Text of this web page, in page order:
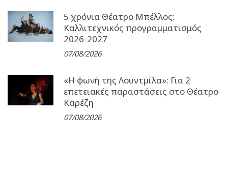
5 χρόνια Θέατρο Μπέλλος:
Καλλιτεχνικός προγραμματισμός
2026-2027
07/08/2026
«Η φωνή της Λουντμίλα»: Για 2
επετειακές παραστάσεις στο Θέατρο
Καρέζη
07/08/2026